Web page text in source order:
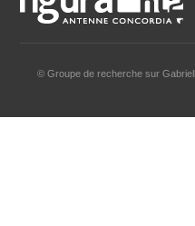
© Groupe de recherche sur